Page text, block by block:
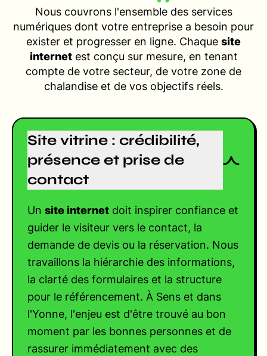
Nous couvrons l'ensemble des services
numériques dont votre entreprise a besoin pour
exister et progresser en ligne. Chaque site
internetest conçu sur mesure, en tenant
compte de votre secteur, de votre zone de
chalandise et de vos objectifs réels.
Site vitrine : crédibilité,
présence et prise de
contact
Un site internet doit inspirer confiance et
guider le visiteur vers le contact, la
demande de devis ou la réservation. Nous
travaillons la hiérarchie des informations,
la clarté des formulaires et la structure
pour le référencement. À Sens et dans
l'Yonne, l'enjeu est d'être trouvé au bon
moment par les bonnes personnes et de
rassurer immédiatement avec des